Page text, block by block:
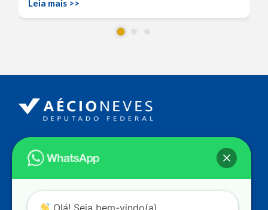
Leia mais >>
Endereço
Câmara dos Deputados
Ed. Principal, Ala C – Gabinete
Contato
Olá! Seja bem-vindo(a).